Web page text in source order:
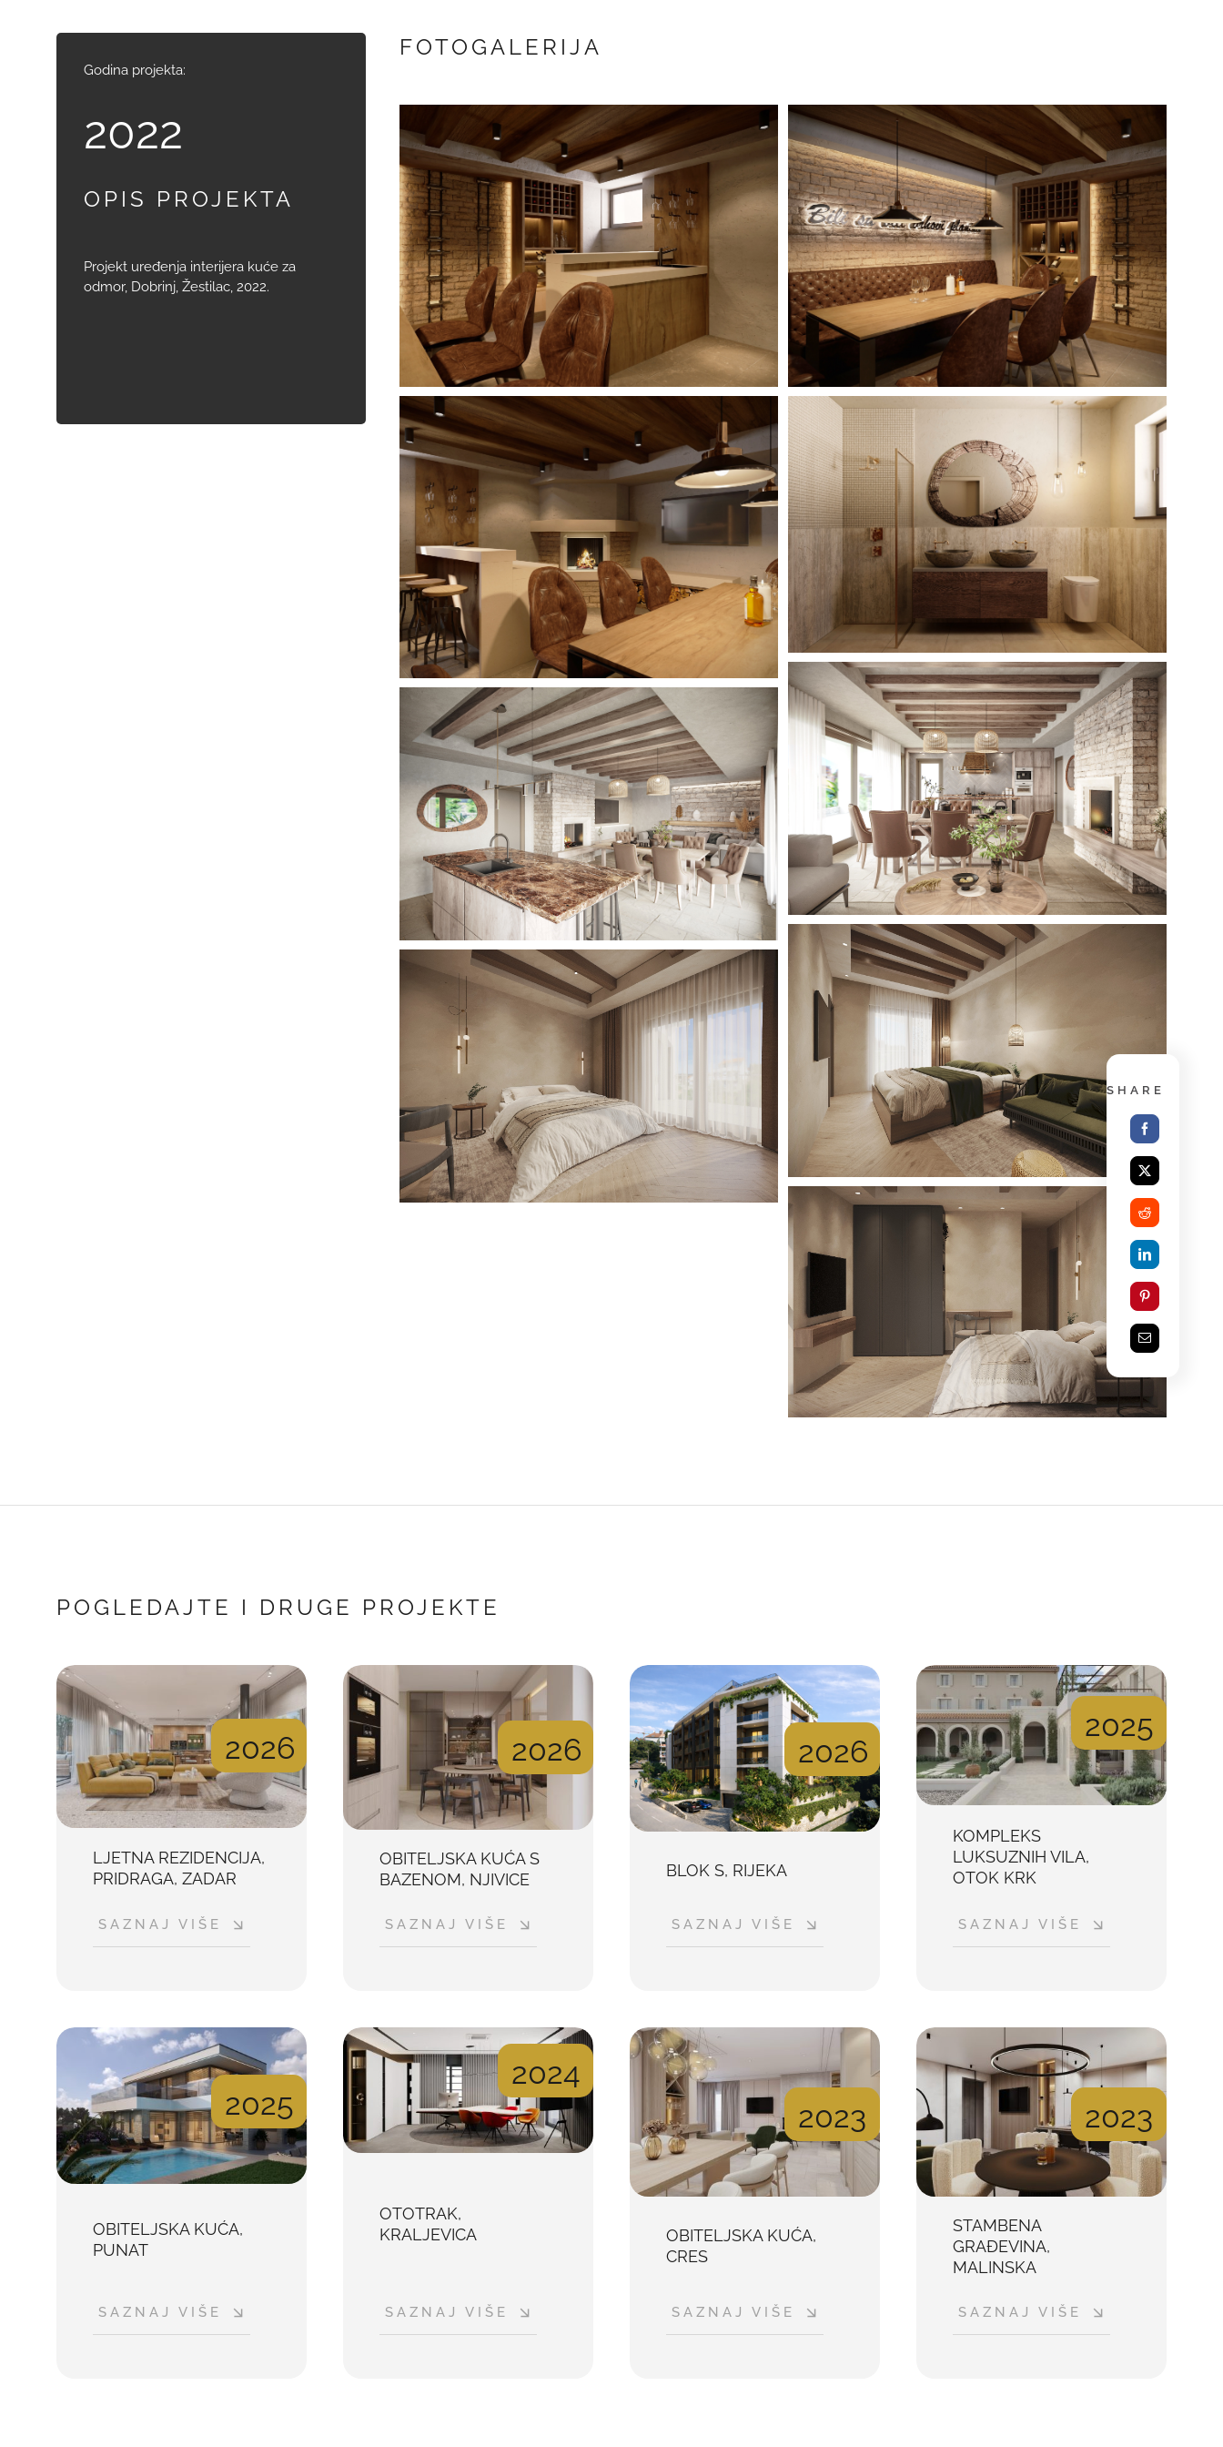
Godina projekta:
2022
OPIS PROJEKTA
Projekt uređenja interijera kuće za
odmor, Dobrinj, Žestilac, 2022.
FOTOGALERIJA
POGLEDAJTE I DRUGE PROJEKTE
2026
LJETNA REZIDENCIJA,
PRIDRAGA, ZADAR
SAZNAJ VIŠE
2026
OBITELJSKA KUĆA S
BAZENOM, NJIVICE
SAZNAJ VIŠE
2026
BLOK S, RIJEKA
SAZNAJ VIŠE
2025
KOMPLEKS
LUKSUZNIH VILA,
OTOK KRK
SAZNAJ VIŠE
2025
OBITELJSKA KUĆA,
PUNAT
SAZNAJ VIŠE
2024
OTOTRAK,
KRALJEVICA
SAZNAJ VIŠE
2023
OBITELJSKA KUĆA,
CRES
SAZNAJ VIŠE
2023
STAMBENA
GRAĐEVINA,
MALINSKA
SAZNAJ VIŠE
SHARE